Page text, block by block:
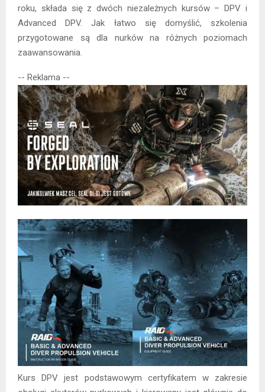
roku, składa się z dwóch niezależnych kursów – DPV i
Advanced DPV. Jak łatwo się domyślić, szkolenia
przygotowane są dla nurków na różnych poziomach
zaawansowania.
-- Reklama --
Kurs DPV jest podstawowym certyfikatem w zakresie